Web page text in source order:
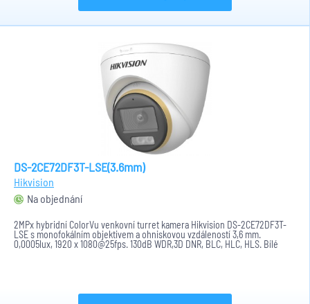
DS-2CE72DF3T-LSE(3.6mm)
Hikvision
Na objednání
2MPx hybridní ColorVu venkovní turret kamera Hikvision DS-2CE72DF3T-
LSE s monofokálním objektivem a ohniskovou vzdáleností 3,6 mm.
0,0005lux, 1920 x 1080@25fps. 130dB WDR,3D DNR, BLC, HLC, HLS. Bílé